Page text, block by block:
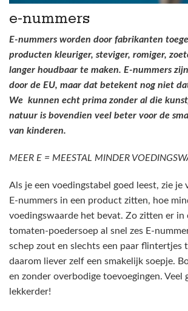
e-nummers
E-nummers worden door fabrikanten
producten kleuriger, steviger, romiger,
langer houdbaar te maken. E-nummers
door de EU, maar dat betekent nog niet
We kunnen echt prima zonder al die
natuur is bovendien veel beter voor de
van kinderen.
MEER E = MEESTAL MINDER
Als je een voedingstabel goed leest, zie je
E-nummers in een product zitten, hoe
voedingswaarde het bevat. Zo zitten er in
tomaten-poedersoep al snel zes E-
schep zout en slechts een paar flintertjes
daarom liever zelf een smakelijk soepje.
en zonder overbodige toevoegingen. Veel
lekkerder!